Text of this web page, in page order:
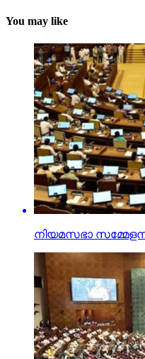
You may like
നിയമസഭാ